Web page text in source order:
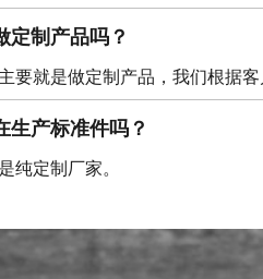
定制产品吗？
要就是做定制产品，我们根据
生产标准件吗？
纯定制厂家。
9000 平方米，现代化厂房